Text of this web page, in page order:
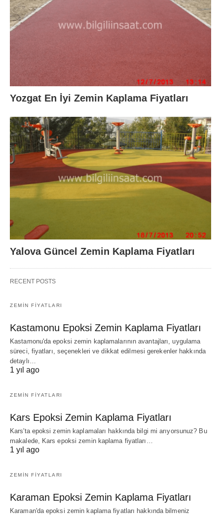
Yozgat En İyi Zemin Kaplama Fiyatları
Yalova Güncel Zemin Kaplama Fiyatları
RECENT POSTS
ZEMIN FIYATLARI
Kastamonu Epoksi Zemin Kaplama Fiyatları
Kastamonu'da epoksi zemin kaplamalarının avantajları, uygulama
süreci, fiyatları, seçenekleri ve dikkat edilmesi gerekenler hakkında
detaylı…
1 yıl ago
ZEMIN FIYATLARI
Kars Epoksi Zemin Kaplama Fiyatları
Kars'ta epoksi zemin kaplamaları hakkında bilgi mi arıyorsunuz? Bu
makalede, Kars epoksi zemin kaplama fiyatları…
1 yıl ago
ZEMIN FIYATLARI
Karaman Epoksi Zemin Kaplama Fiyatları
Karaman'da epoksi zemin kaplama fiyatları hakkında bilmeniz